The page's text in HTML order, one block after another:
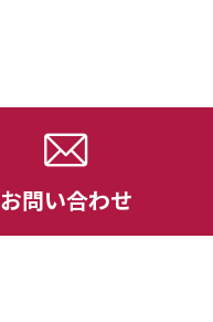
お問い合わせ